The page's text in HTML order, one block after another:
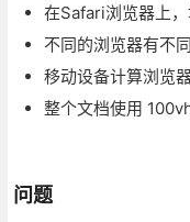
在Safari浏览器上，
不同的浏览器有不
移动设备计算浏览
整个文档使用
问题